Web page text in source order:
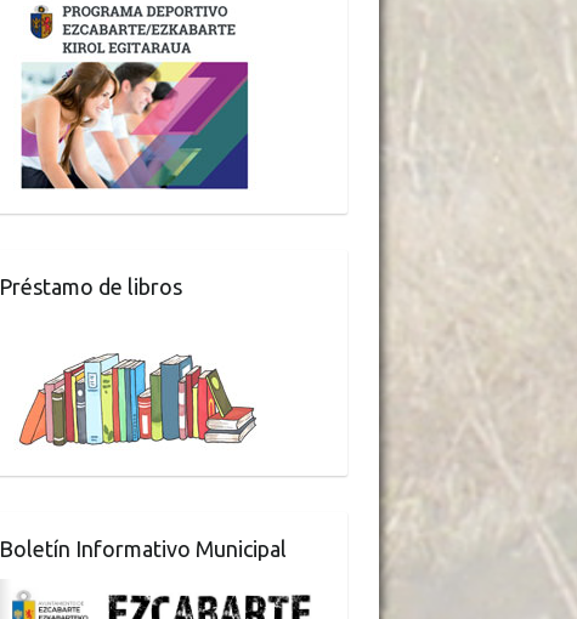
Préstamo de libros
Boletín Informativo Municipal